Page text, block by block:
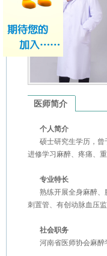
医师简介
个人简介
硕士研究生学历，
进修学习麻醉、疼痛、重
专业特长
熟练开展全身麻醉
刺置管、有创动脉血压
社会职务
河南省医师协会麻醉